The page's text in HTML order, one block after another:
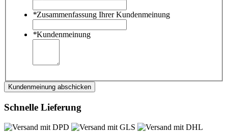
*Zusammenfassung Ihrer Kundenmeinung
*Kundenmeinung
Kundenmeinung abschicken
Schnelle Lieferung